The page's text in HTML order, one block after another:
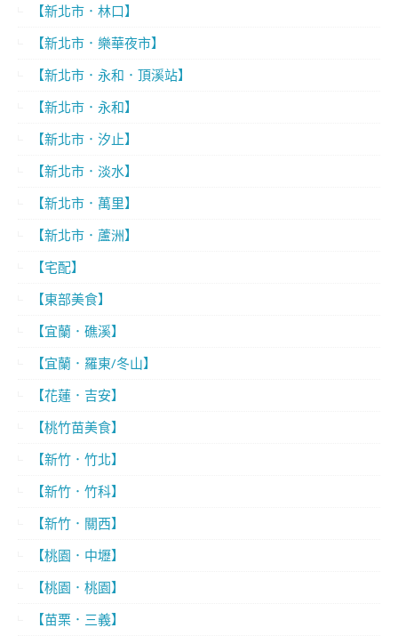
【新北市．林口】
【新北市．樂華夜市】
【新北市．永和．頂溪站】
【新北市．永和】
【新北市．汐止】
【新北市．淡水】
【新北市．萬里】
【新北市．蘆洲】
【宅配】
【東部美食】
【宜蘭．礁溪】
【宜蘭．羅東/冬山】
【花蓮．吉安】
【桃竹苗美食】
【新竹．竹北】
【新竹．竹科】
【新竹．關西】
【桃園．中壢】
【桃園．桃園】
【苗栗．三義】